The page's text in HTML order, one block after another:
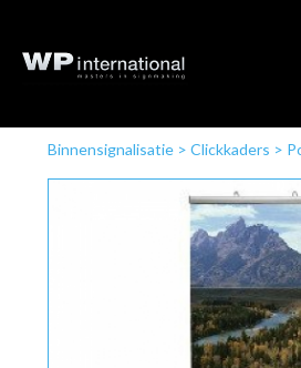
Binnensignalisatie> Clickkaders >